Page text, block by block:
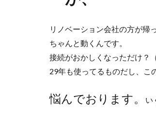
リノベーション会社の方が帰
ちゃんと動くんです。
接続がおかしくなっただけ？
29年も使ってるものだし、こ
悩んでおります。 い